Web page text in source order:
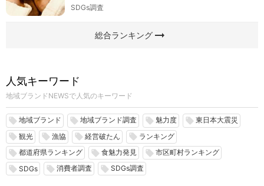
SDGs調査
総合ランキングarrow_right_alt
人気キーワード
地域ブランドNEWSで人気のキーワード
local_offer 地域ブランド local_offer 地域ブランド調査 local_offer 魅力度 local_offer 東日本大震災
local_offer 観光 local_offer 漁協 local_offer 経営破たん local_offer ランキング
local_offer 都道府県ランキング local_offer 食魅力発見 local_offer 市区町村ランキング
local_offer SDGs local_offer 消費者調査 local_offer SDGs調査